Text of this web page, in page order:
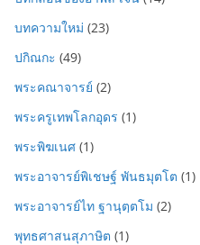
บทความใหม่ (23)
ปกิณกะ (49)
พระคณาจารย์ (2)
พระครูเทพโลกอุดร (1)
พระพิฆเนศ (1)
พระอาจารย์พิเชษฐ์ พันธมุตโต (1)
พระอาจารย์ไท ฐานุตฺตโม (2)
พุทธศาสนสุภาษิต (1)